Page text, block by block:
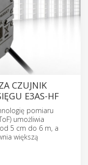
CZUJNIK
E3AS-HF
pomiaru
umożliwia
5 cm do 6 m, a
większą